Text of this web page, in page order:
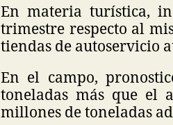
En materia turística,
trimestre respecto al
tiendas de autoservicio
En el campo,
toneladas más que el
millones de toneladas